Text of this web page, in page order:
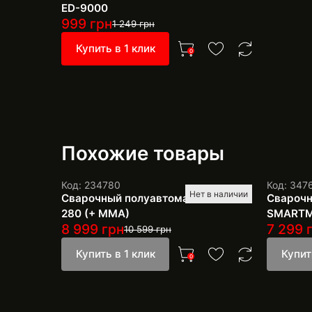
ED-9000
999 грн1 249грн
Купить в 1 клик 0
Похожие товары
Нет в наличии
Код: 234780
Сварочный полуавтомат Edon MIG
280 (+ MMA)
8 999 грн10 599грн
Купить в 1 клик 0
Код:
7 299